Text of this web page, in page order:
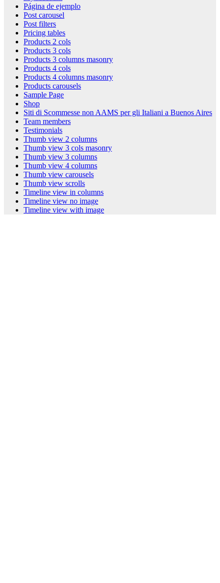
Página de ejemplo
Post carousel
Post filters
Pricing tables
Products 2 cols
Products 3 cols
Products 3 columns masonry
Products 4 cols
Products 4 columns masonry
Products carousels
Sample Page
Shop
Siti di Scommesse non AAMS per gli Italiani a Buenos Aires
Team members
Testimonials
Thumb view 2 columns
Thumb view 3 cols masonry
Thumb view 3 columns
Thumb view 4 columns
Thumb view carousels
Thumb view scrolls
Timeline view in columns
Timeline view no image
Timeline view with image